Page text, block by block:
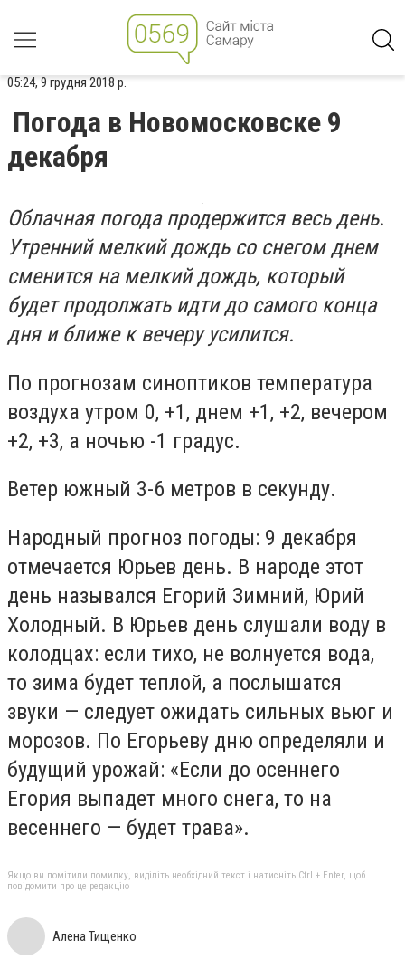
05:24, 9 грудня 2018 р.
Погода в Новомосковске 9
декабря
Облачная погода продержится весь день.
Утренний мелкий дождь со снегом днем
сменится на мелкий дождь, который
будет продолжать идти до самого конца
дня и ближе к вечеру усилится.
По прогнозам синоптиков температура
воздуха утром 0, +1, днем +1, +2, вечером
+2, +3, а ночью -1 градус.
Ветер южный 3-6 метров в секунду.
Народный прогноз погоды: 9 декабря
отмечается Юрьев день. В народе этот
день назывался Егорий Зимний, Юрий
Холодный. В Юрьев день слушали воду в
колодцах: если тихо, не волнуется вода,
то зима будет теплой, а послышатся
звуки — следует ожидать сильных вьюг и
морозов. По Егорьеву дню определяли и
будущий урожай: «Если до осеннего
Егория выпадет много снега, то на
весеннего — будет трава».
Якщо ви помітили помилку, виділіть необхідний текст і натисніть Ctrl + Enter, щоб
повідомити про це редакцію
Алена Тищенко